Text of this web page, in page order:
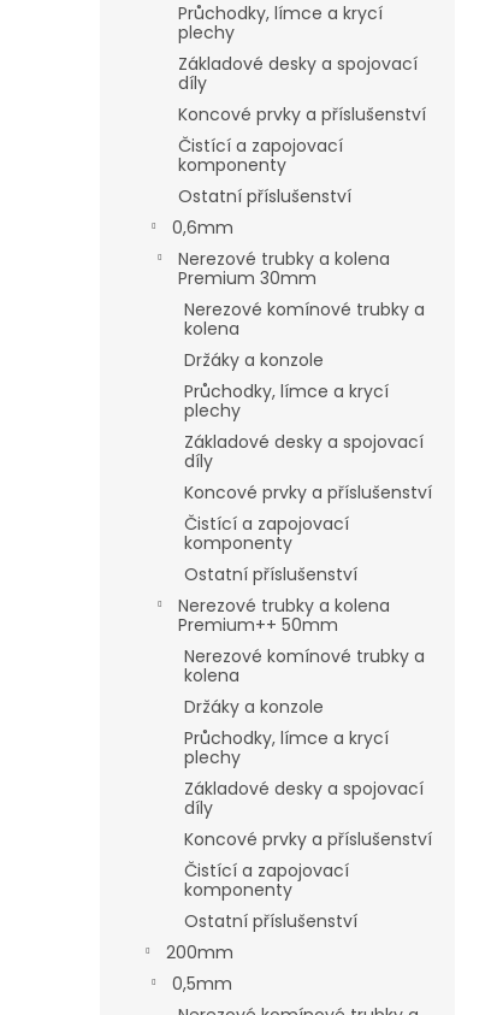
Průchodky, límce a krycí
plechy
Základové desky a spojovací
díly
Koncové prvky a příslušenství
Čistící a zapojovací
komponenty
Ostatní příslušenství
0,6mm
Nerezové trubky a kolena
Premium 30mm
Nerezové komínové trubky a
kolena
Držáky a konzole
Průchodky, límce a krycí
plechy
Základové desky a spojovací
díly
Koncové prvky a příslušenství
Čistící a zapojovací
komponenty
Ostatní příslušenství
Nerezové trubky a kolena
Premium++ 50mm
Nerezové komínové trubky a
kolena
Držáky a konzole
Průchodky, límce a krycí
plechy
Základové desky a spojovací
díly
Koncové prvky a příslušenství
Čistící a zapojovací
komponenty
Ostatní příslušenství
200mm
0,5mm